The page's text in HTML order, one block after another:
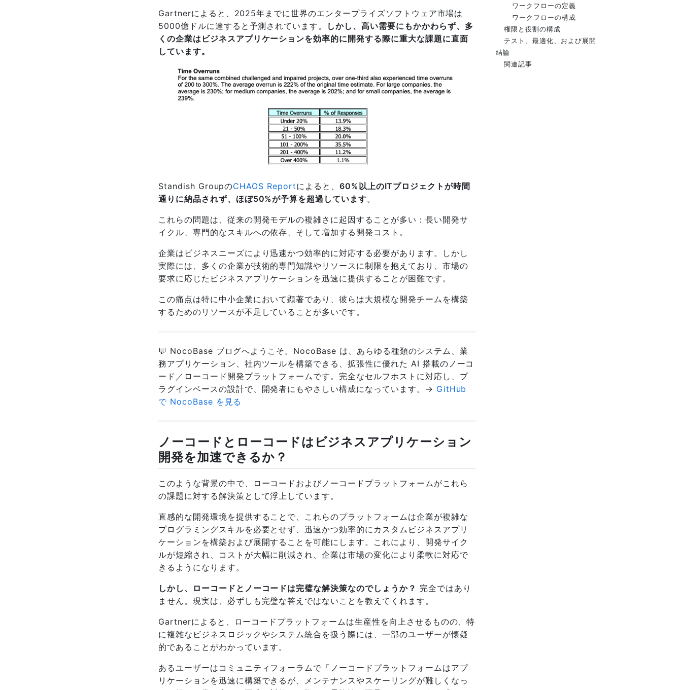
Gartnerによると、2025年までに世界のエンタープライズソフトウェア市場は
5000億ドルに達すると予測されています。
しかし、高い需要にもかかわらず、多
くの企業はビジネスアプリケーションを効率的に開発する際に重大な課題に直面
しています。
Standish GroupのCHAOS Reportによると、 60%以上のITプロジェクトが時間
通りに納品されず、ほぼ50%が予算を超過しています。
これらの問題は、従来の開発モデルの複雑さに起因することが多い：長い開発サ
イクル、専門的なスキルへの依存、そして増加する開発コスト。
企業はビジネスニーズにより迅速かつ効率的に対応する必要があります。しかし
実際には、多くの企業が技術的専門知識やリソースに制限を抱えており、市場の
要求に応じたビジネスアプリケーションを迅速に提供することが困難です。
この痛点は特に中小企業において顕著であり、彼らは大規模な開発チームを構築
するためのリソースが不足していることが多いです。
💬 NocoBase ブログへようこそ。NocoBase は、あらゆる種類のシステム、業
務アプリケーション、社内ツールを構築できる、拡張性に優れた AI 搭載のノーコ
ード／ローコード開発プラットフォームです。完全なセルフホストに対応し、プ
ラグインベースの設計で、開発者にもやさしい構成になっています。→ GitHub
で NocoBase を見る
ノーコードとローコードはビジネスアプリケーション
開発を加速できるか？
このような背景の中で、ローコードおよびノーコードプラットフォームがこれら
の課題に対する解決策として浮上しています。
直感的な開発環境を提供することで、これらのプラットフォームは企業が複雑な
プログラミングスキルを必要とせず、迅速かつ効率的にカスタムビジネスアプリ
ケーションを構築および展開することを可能にします。これにより、開発サイク
ルが短縮され、コストが大幅に削減され、企業は市場の変化により柔軟に対応で
きるようになります。
しかし、ローコードとノーコードは完璧な解決策なのでしょうか？ 完全ではあり
ません。現実は、必ずしも完璧な答えではないことを教えてくれます。
Gartnerによると、ローコードプラットフォームは生産性を向上させるものの、特
に複雑なビジネスロジックやシステム統合を扱う際には、一部のユーザーが懐疑
的であることがわかっています。
あるユーザーはコミュニティフォーラムで「ノーコードプラットフォームはアプ
リケーションを迅速に構築できるが、メンテナンスやスケーリングが難しくなっ
ワークフローの定義
ワークフローの構成
権限と役割の構成
テスト、最適化、および展開
結論
関連記事